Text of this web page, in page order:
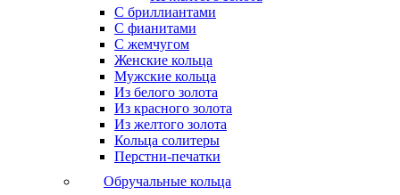
С бриллиантами
С фианитами
С жемчугом
Женские кольца
Мужские кольца
Из белого золота
Из красного золота
Из желтого золота
Кольца солитеры
Перстни-печатки
Обручальные кольца